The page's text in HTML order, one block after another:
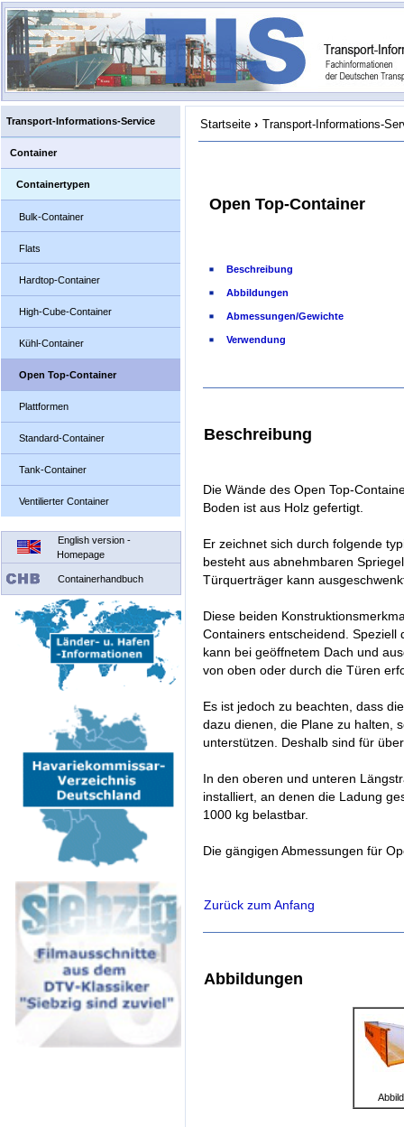
Transport-Informations-Service
Container
Containertypen
Bulk-Container
Flats
Hardtop-Container
High-Cube-Container
Kühl-Container
Open Top-Container
Plattformen
Standard-Container
Tank-Container
Ventilierter Container
English version -
Homepage
Containerhandbuch
Startseite › Transport-Informations-
Open Top-Container
Beschreibung
Abbildungen
Abmessungen/Gewichte
Verwendung
Beschreibung
Die Wände des Open Top-
Boden ist aus Holz gefertigt.
Er zeichnet sich durch folgende
besteht aus abnehmbaren
Türquerträger kann
Diese beiden
Containers entscheidend.
kann bei geöffnetem Dach und
von oben oder durch die Türen
Es ist jedoch zu beachten, dass
dazu dienen, die Plane zu halten,
unterstützen. Deshalb sind für
In den oberen und unteren
installiert, an denen die Ladung
1000 kg belastbar.
Die gängigen Abmessungen für
Zurück zum Anfang
Abbildungen